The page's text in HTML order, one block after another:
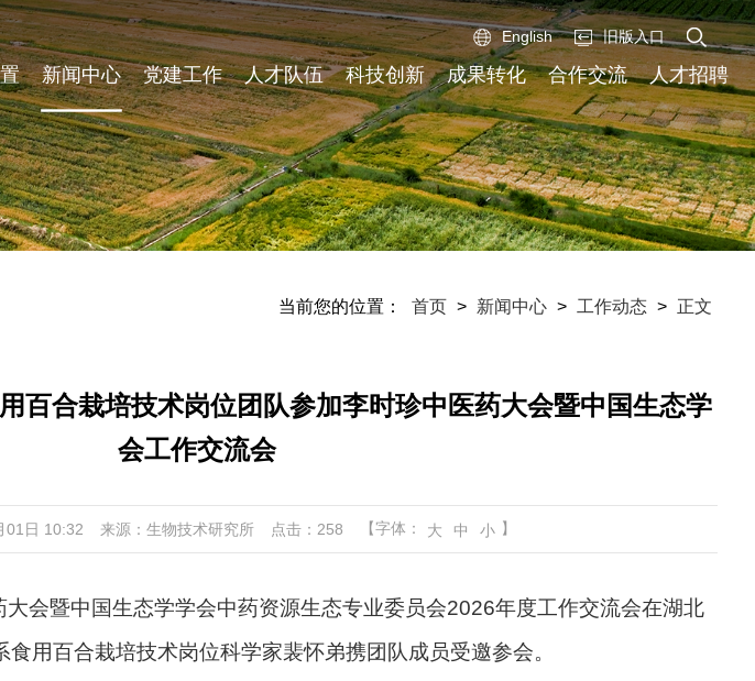
旧版入口
English
新闻中心 党建工作 人才队伍 科技创新 成果转化 合作交流 人才招聘
当前您的位置： 首页 > 新闻中心 > 工作动态 > 正文
百合栽培技术岗位团队参加李时珍中医药大会暨中国生态学
会工作交流会
01日 10:32 来源：生物技术研究所 点击： 258 【字体： 大 中 小 】
会暨中国生态学学会中药资源生态专业委员会2026年度工作交流会在湖北
用百合栽培技术岗位科学家裴怀弟携团队成员受邀参会。